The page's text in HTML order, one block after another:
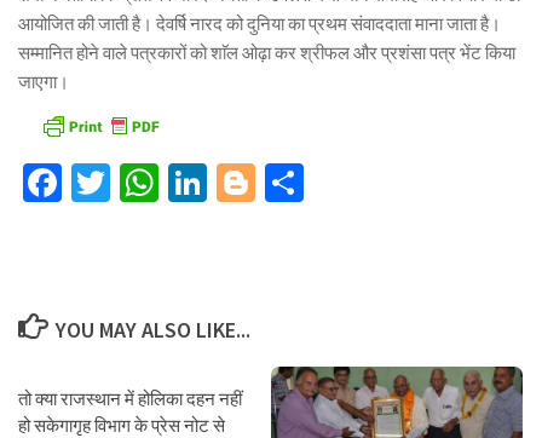
आयोजित की जाती है। देवर्षि नारद को दुनिया का प्रथम संवाददाता माना जाता है।
सम्मानित होने वाले पत्रकारों को शाॅल ओढ़ा कर श्रीफल और प्रशंसा पत्र भेंट किया
जाएगा।
Facebook
TwitterWhatsApp
LinkedIn
Blogger
YOU MAY ALSO LIKE...
तो क्या राजस्थान में होलिका दहन नहीं
हो सकेगागृह विभाग के प्रेस नोट से